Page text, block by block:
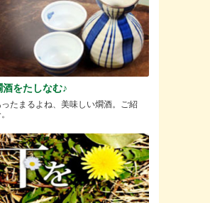
酒をたしなむ♪
ったまるよね、美味しい燗酒。ご紹